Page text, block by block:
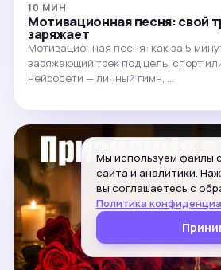
10 МИН
Мотивационная песня: свой
заряжает
Мотивационная песня: как за 5
заряжающий трек под цель, спорт
нейросети — личный гимн, …
Мы используем файлы
сайта и аналитики.
вы соглашаетесь с
Политика